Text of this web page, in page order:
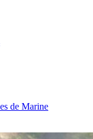
de Marine